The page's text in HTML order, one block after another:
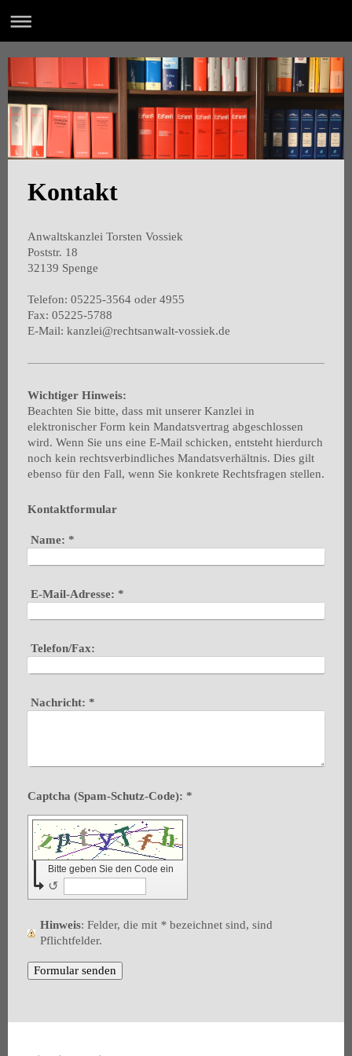
Kontakt
Anwaltskanzlei Torsten Vossiek
Poststr. 18
32139 Spenge
Telefon: 05225-3564 oder 4955
Fax: 05225-5788
E-Mail: kanzlei@rechtsanwalt-vossiek.de
Wichtiger Hinweis:
Beachten Sie bitte, dass mit unserer Kanzlei in
elektronischer Form kein Mandatsvertrag abgeschlossen
wird. Wenn Sie uns eine E-Mail schicken, entsteht hierdurch
noch kein rechtsverbindliches Mandatsverhältnis. Dies gilt
ebenso für den Fall, wenn Sie konkrete Rechtsfragen stellen.
Kontaktformular
Name: *
E-Mail-Adresse: *
Telefon/Fax:
Nachricht: *
Captcha (Spam-Schutz-Code): *
Bitte geben Sie den Code ein
↺
Hinweis : Felder, die mit * bezeichnet sind, sind
Pflichtfelder.